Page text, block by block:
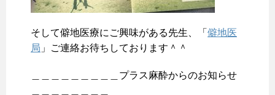
そして僻地医療にご興味がある先生、「 僻地医
局 」ご連絡お待ちしております＾＾
＿＿＿＿＿＿＿＿＿プラス麻酔からのお知らせ